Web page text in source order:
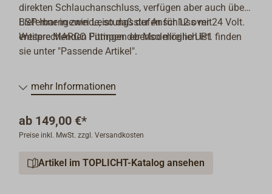
direkten Schlauchanschluss, verfügen aber auch über
BSP Innengewinde, so daß der Anschluss mit
entsprechenden Fittingen ebenso möglich ist.
Lieferbar in zwei Leistungsstufen für 12 over 24 Volt.
Weitere MARCO Pumpen der Modellreihe UP1 finden
sie unter "Passende Artikel".
mehr Informationen
ab 149,00 €*
Preise inkl. MwSt. zzgl. Versandkosten
Artikel im TOPLICHT-Katalog ansehen